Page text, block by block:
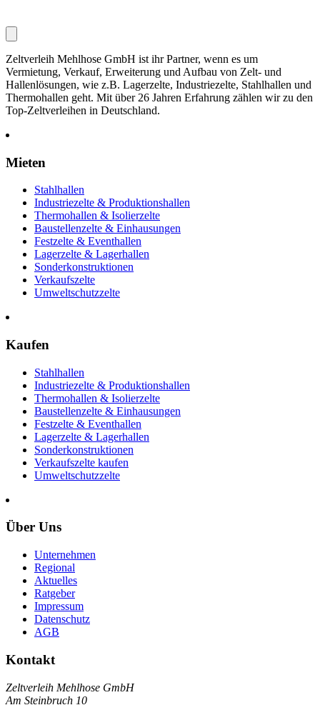
Zeltverleih Mehlhose GmbH ist ihr Partner, wenn es um
Vermietung, Verkauf, Erweiterung und Aufbau von Zelt- und
Hallenlösungen, wie z.B. Lagerzelte, Industriezelte, Stahlhallen und
Thermohallen geht. Mit über 26 Jahren Erfahrung zählen wir zu den
Top-Zeltverleihen in Deutschland.
Mieten
Stahlhallen
Industriezelte & Produktionshallen
Thermohallen & Isolierzelte
Baustellenzelte & Einhausungen
Festzelte & Eventhallen
Lagerzelte & Lagerhallen
Sonderkonstruktionen
Verkaufszelte
Umweltschutzzelte
Kaufen
Stahlhallen
Industriezelte & Produktionshallen
Thermohallen & Isolierzelte
Baustellenzelte & Einhausungen
Festzelte & Eventhallen
Lagerzelte & Lagerhallen
Sonderkonstruktionen
Verkaufszelte kaufen
Umweltschutzzelte
Über Uns
Unternehmen
Regional
Aktuelles
Ratgeber
Impressum
Datenschutz
AGB
Kontakt
Zeltverleih Mehlhose GmbH
Am Steinbruch 10